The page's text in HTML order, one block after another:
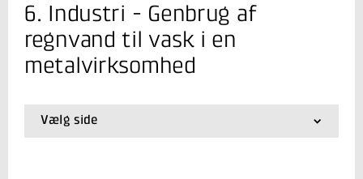
Kristoffer Ulbak
Centerchef
Rørcentret
+45 72 20 30 27
Skriv til mig
6. Industri - Genbrug af
regnvand til vask i en
metalvirksomhed
Vælg side
01.Indledning